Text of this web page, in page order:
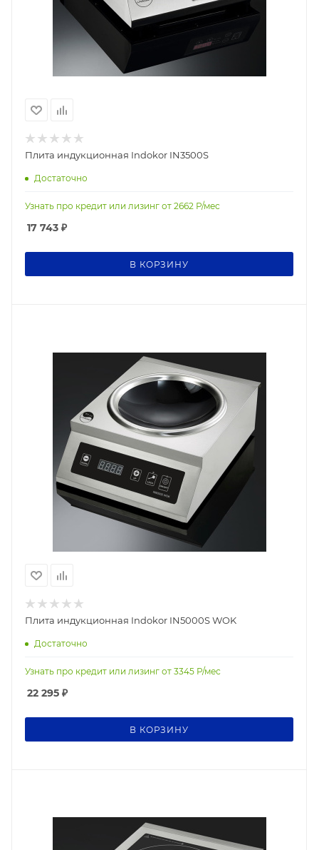
Плита индукционная Indokor IN3500S
Достаточно
Узнать про кредит или лизинг от 2662 Р/мес
17 743 ₽
В КОРЗИНУ
Плита индукционная Indokor IN5000S WOK
Достаточно
Узнать про кредит или лизинг от 3345 Р/мес
22 295 ₽
В КОРЗИНУ